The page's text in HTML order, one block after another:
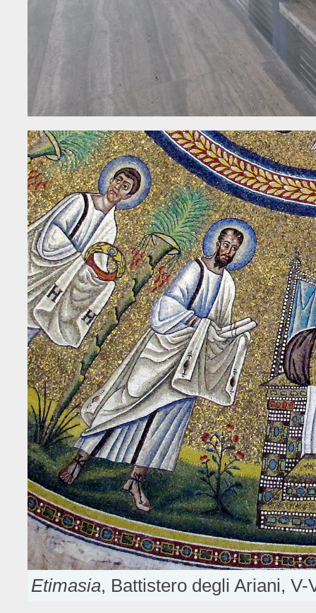
Etimasia, Battistero degli Ariani, V-